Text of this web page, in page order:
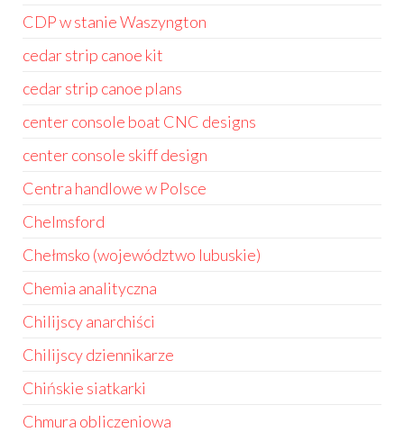
CDP w stanie Waszyngton
cedar strip canoe kit
cedar strip canoe plans
center console boat CNC designs
center console skiff design
Centra handlowe w Polsce
Chelmsford
Chełmsko (województwo lubuskie)
Chemia analityczna
Chilijscy anarchiści
Chilijscy dziennikarze
Chińskie siatkarki
Chmura obliczeniowa